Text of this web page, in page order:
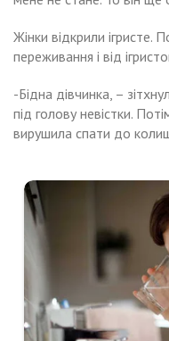
Жінки відкрили ігристе.
переживання і від
-Бідна дівчинка, –
під голову невістки.
вирушила спати до